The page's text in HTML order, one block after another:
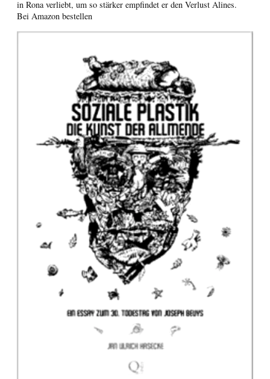
in Rona verliebt, um so stärker empfindet er den Verlust Alines.
Bei Amazon bestellen